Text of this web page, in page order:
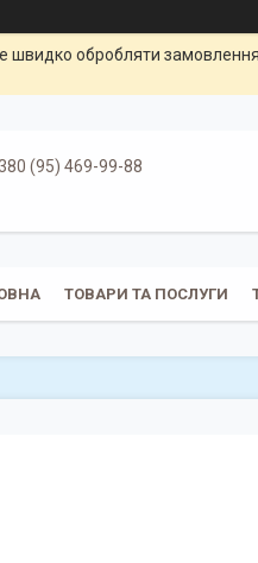
швидко обробляти замовлення
(95) 469-99-88
ТОВАРИ ТА ПОСЛУГИ